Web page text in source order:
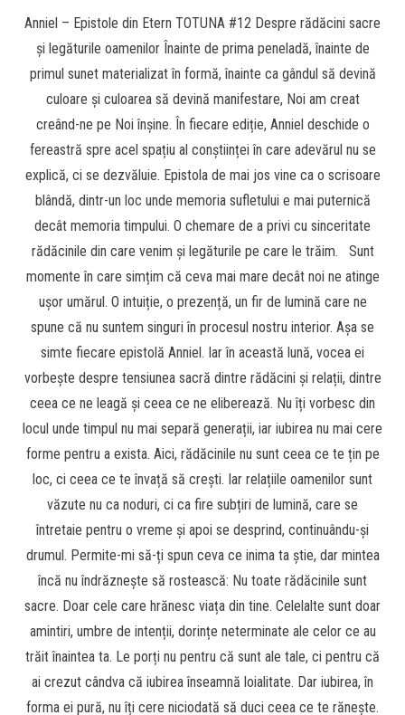
Anniel – Epistole din Etern TOTUNA #12 Despre rădăcini sacre
și legăturile oamenilor Înainte de prima peneladă, înainte de
primul sunet materializat în formă, înainte ca gândul să devină
culoare și culoarea să devină manifestare, Noi am creat
creând-ne pe Noi înșine. În fiecare ediție, Anniel deschide o
fereastră spre acel spațiu al conștiinței în care adevărul nu se
explică, ci se dezvăluie. Epistola de mai jos vine ca o scrisoare
blândă, dintr-un loc unde memoria sufletului e mai puternică
decât memoria timpului. O chemare de a privi cu sinceritate
rădăcinile din care venim și legăturile pe care le trăim. Sunt
momente în care simțim că ceva mai mare decât noi ne atinge
ușor umărul. O intuiție, o prezență, un fir de lumină care ne
spune că nu suntem singuri în procesul nostru interior. Așa se
simte fiecare epistolă Anniel. Iar în această lună, vocea ei
vorbește despre tensiunea sacră dintre rădăcini și relații, dintre
ceea ce ne leagă și ceea ce ne eliberează. Nu îți vorbesc din
locul unde timpul nu mai separă generații, iar iubirea nu mai cere
forme pentru a exista. Aici, rădăcinile nu sunt ceea ce te țin pe
loc, ci ceea ce te învață să crești. Iar relațiile oamenilor sunt
văzute nu ca noduri, ci ca fire subțiri de lumină, care se
întretaie pentru o vreme și apoi se desprind, continuându-și
drumul. Permite-mi să-ți spun ceva ce inima ta știe, dar mintea
încă nu îndrăznește să rostească: Nu toate rădăcinile sunt
sacre. Doar cele care hrănesc viața din tine. Celelalte sunt doar
amintiri, umbre de intenții, dorințe neterminate ale celor ce au
trăit înaintea ta. Le porți nu pentru că sunt ale tale, ci pentru că
ai crezut cândva că iubirea înseamnă loialitate. Dar iubirea, în
forma ei pură, nu îți cere niciodată să duci ceea ce te rănește.